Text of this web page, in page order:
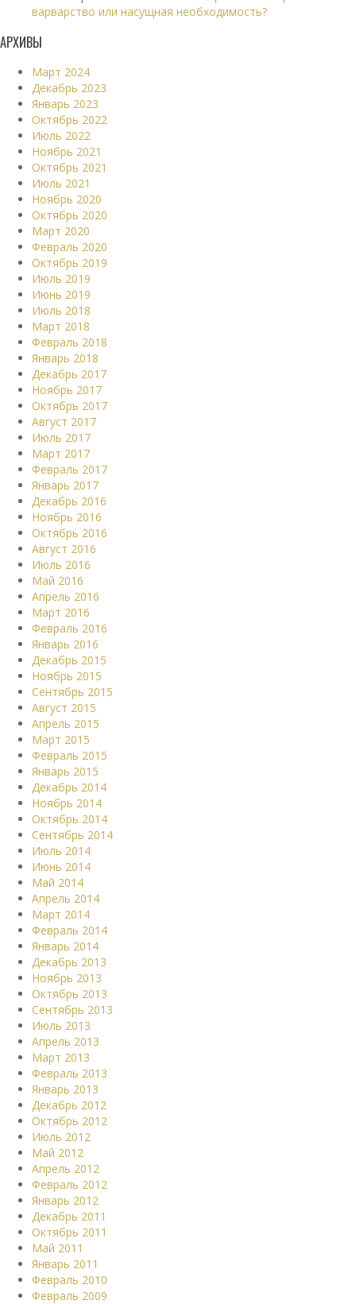
варварство или насущная необходимость?
АРХИВЫ
Март 2024
Декабрь 2023
Январь 2023
Октябрь 2022
Июль 2022
Ноябрь 2021
Октябрь 2021
Июль 2021
Ноябрь 2020
Октябрь 2020
Март 2020
Февраль 2020
Октябрь 2019
Июль 2019
Июнь 2019
Июль 2018
Март 2018
Февраль 2018
Январь 2018
Декабрь 2017
Ноябрь 2017
Октябрь 2017
Август 2017
Июль 2017
Март 2017
Февраль 2017
Январь 2017
Декабрь 2016
Ноябрь 2016
Октябрь 2016
Август 2016
Июль 2016
Май 2016
Апрель 2016
Март 2016
Февраль 2016
Январь 2016
Декабрь 2015
Ноябрь 2015
Сентябрь 2015
Август 2015
Апрель 2015
Март 2015
Февраль 2015
Январь 2015
Декабрь 2014
Ноябрь 2014
Октябрь 2014
Сентябрь 2014
Июль 2014
Июнь 2014
Май 2014
Апрель 2014
Март 2014
Февраль 2014
Январь 2014
Декабрь 2013
Ноябрь 2013
Октябрь 2013
Сентябрь 2013
Июль 2013
Апрель 2013
Март 2013
Февраль 2013
Январь 2013
Декабрь 2012
Октябрь 2012
Июль 2012
Май 2012
Апрель 2012
Февраль 2012
Январь 2012
Декабрь 2011
Октябрь 2011
Май 2011
Январь 2011
Февраль 2010
Февраль 2009